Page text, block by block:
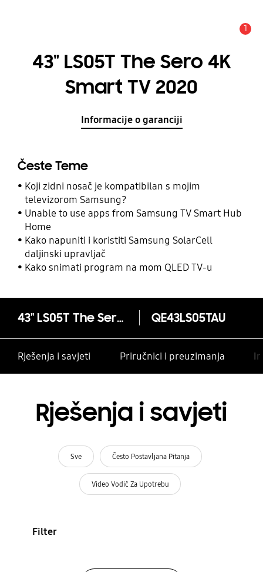
1
43" LS05T The Sero 4K
Smart TV 2020
Informacije o garanciji
Česte Teme
Koji zidni nosač je kompatibilan s mojim
televizorom Samsung?
Unable to use apps from Samsung TV Smart Hub
Home
Kako napuniti i koristiti Samsung SolarCell
daljinski upravljač
Kako snimati program na mom QLED TV-u
43" LS05T The Sero 4K Smart TV 2020 QE43LS05TAU
Rješenja i savjeti Priručnici i preuzimanja
Rješenja i savjeti
Sve Često Postavljana Pitanja
Video Vodič Za Upotrebu
Filter